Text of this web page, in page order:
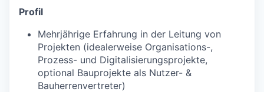
Profil
Mehrjährige Erfahrung in der Leitung von
Projekten (idealerweise Organisations-,
Prozess- und Digitalisierungsprojekte,
optional Bauprojekte als Nutzer- &
Bauherrenvertreter)